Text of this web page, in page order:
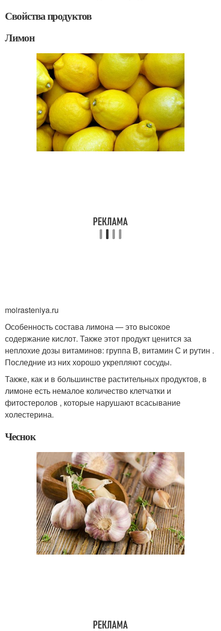
Свойства продуктов
Лимон
moirasteniya.ru
Особенность состава лимона — это высокое
содержание кислот. Также этот продукт ценится за
неплохие дозы витаминов: группа В, витамин С и рутин .
Последние из них хорошо укрепляют сосуды.
Также, как и в большинстве растительных продуктов, в
лимоне есть немалое количество клетчатки и
фитостеролов , которые нарушают всасывание
холестерина.
Чеснок